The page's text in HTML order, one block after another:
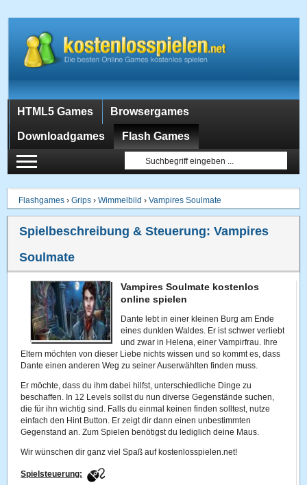
HTML5 Games Browsergames
Downloadgames Flash Games
Flashgames ›Grips ›Wimmelbild ›Vampires Soulmate
Spielbeschreibung & Steuerung:Vampires
Soulmate
Vampires Soulmate kostenlos
online spielen
Dante lebt in einer kleinen Burg am Ende
eines dunklen Waldes. Er ist schwer verliebt
und zwar in Helena, einer Vampirfrau. Ihre
Eltern möchten von dieser Liebe nichts wissen und so kommt es, dass
Dante einen anderen Weg zu seiner Auserwählten finden muss.
Er möchte, dass du ihm dabei hilfst, unterschiedliche Dinge zu
beschaffen. In 12 Levels sollst du nun diverse Gegenstände suchen,
die für ihn wichtig sind. Falls du einmal keinen finden solltest, nutze
einfach den Hint Button. Er zeigt dir dann einen unbestimmten
Gegenstand an. Zum Spielen benötigst du lediglich deine Maus.
Wir wünschen dir ganz viel Spaß auf kostenlosspielen.net!
Spielsteuerung: